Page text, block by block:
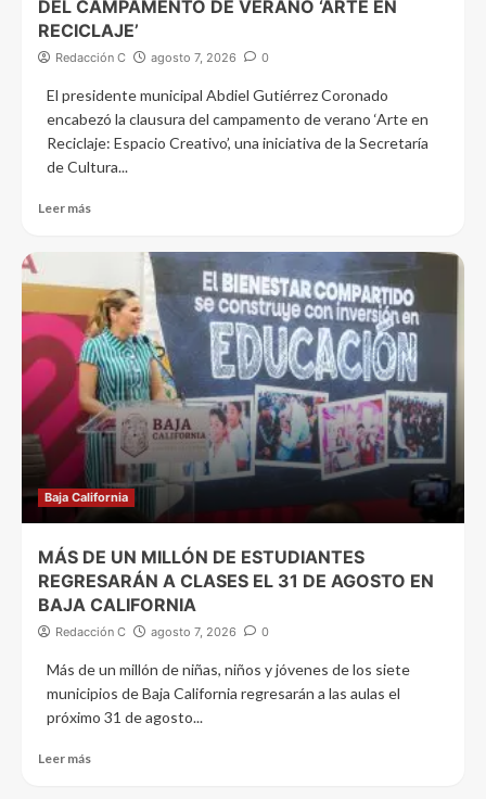
DEL CAMPAMENTO DE VERANO ‘ARTE EN
RECICLAJE’
Redacción C agosto 7, 2026 0
El presidente municipal Abdiel Gutiérrez Coronado
encabezó la clausura del campamento de verano ‘Arte en
Reciclaje: Espacio Creativo’, una iniciativa de la Secretaría
de Cultura...
Leer más
Baja California
MÁS DE UN MILLÓN DE ESTUDIANTES
REGRESARÁN A CLASES EL 31 DE AGOSTO EN
BAJA CALIFORNIA
Redacción C agosto 7, 2026 0
Más de un millón de niñas, niños y jóvenes de los siete
municipios de Baja California regresarán a las aulas el
próximo 31 de agosto...
Leer más